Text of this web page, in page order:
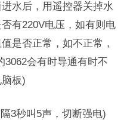
水后，用遥控器关掉水
有220V电压，如有则电
是否正常，如不正常，
3062会有时导通有时不
板)
3秒叫5声，切断强电)